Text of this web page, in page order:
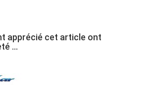
apprécié cet article ont
...